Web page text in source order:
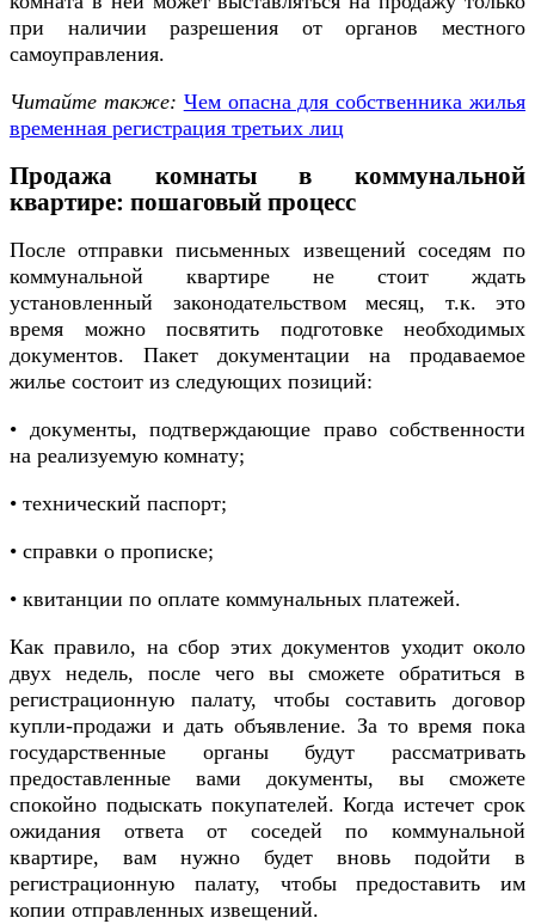
при наличии разрешения от органов местного
самоуправления.
Читайте также: Чем опасна для собственника жилья
временная регистрация третьих лиц
Продажа комнаты в коммунальной
квартире: пошаговый процесс
После отправки письменных извещений соседям по
коммунальной квартире не стоит ждать
установленный законодательством месяц, т.к. это
время можно посвятить подготовке необходимых
документов. Пакет документации на продаваемое
жилье состоит из следующих позиций:
• документы, подтверждающие право собственности
на реализуемую комнату;
• технический паспорт;
• справки о прописке;
• квитанции по оплате коммунальных платежей.
Как правило, на сбор этих документов уходит около
двух недель, после чего вы сможете обратиться в
регистрационную палату, чтобы составить договор
купли-продажи и дать объявление. За то время пока
государственные органы будут рассматривать
предоставленные вами документы, вы сможете
спокойно подыскать покупателей. Когда истечет срок
ожидания ответа от соседей по коммунальной
квартире, вам нужно будет вновь подойти в
регистрационную палату, чтобы предоставить им
копии отправленных извещений.